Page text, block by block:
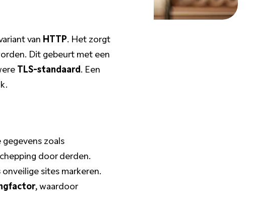
van HTTP. Het zorgt
Dit gebeurt met een
TLS-standaard. Een
zoals
door derden.
onveilige sites markeren.
, waardoor